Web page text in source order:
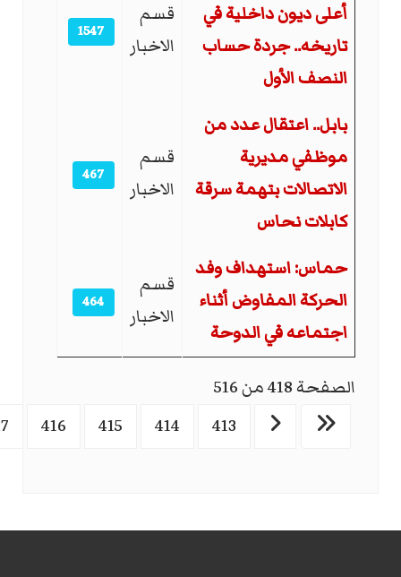
أعلى ديون داخلية في
تاريخه.. جردة حساب
النصف الأول
قسم
الاخبار
1547
بابل.. اعتقال عدد من
موظفي مديرية
الاتصالات بتهمة سرقة
كابلات نحاس
قسم
الاخبار
467
حماس: استهداف وفد
الحركة المفاوض أثناء
اجتماعه في الدوحة
قسم
الاخبار
464
الصفحة 418 من 516
413
414
415
416